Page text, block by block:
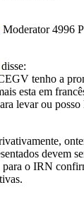
Moderator 4996
disse:
tenho a
esta em
levar ou posso
devem
o IRN